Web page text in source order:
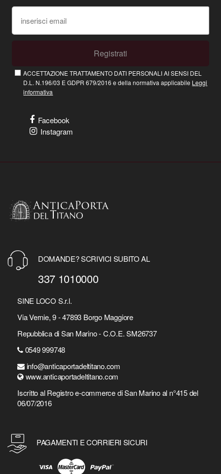
Registrati
ACCETTAZIONE TRATTAMENTO DATI PERSONALI AI SENSI DEL
D.L. N.196/03 E GDPR 679/2016 e della normativa applicabile Leggi
informativa
Facebook
Instagram
DOMANDE? SCRIVICI SUBITO AL
337 1010000
SINE LOCO S.r.l.
Via Vernie, 9 - 47893 Borgo Maggiore
Repubblica di San Marino - C.O.E. SM26737
0549 999748
info@anticaportadeltitano.com
www.anticaportadeltitano.com
Iscritto al Registro e-commerce di San Marino al n°415 del
06/07/2016
PAGAMENTI E CORRIERI SICURI